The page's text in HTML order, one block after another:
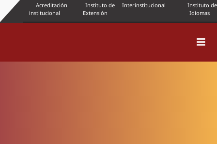
Acreditación
institucional
Instituto de
Extensión
Interinstitucional
Instituto de
Idiomas